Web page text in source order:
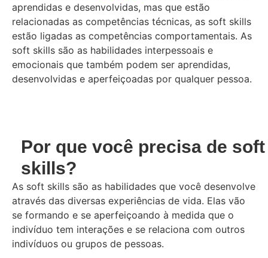
aprendidas e desenvolvidas, mas que estão
relacionadas as competências técnicas, as soft skills
estão ligadas as competências comportamentais. As
soft skills são as habilidades interpessoais e
emocionais que também podem ser aprendidas,
desenvolvidas e aperfeiçoadas por qualquer pessoa.
Por que você precisa de soft
skills?
As soft skills são as habilidades que você desenvolve
através das diversas experiências de vida. Elas vão
se formando e se aperfeiçoando à medida que o
indivíduo tem interações e se relaciona com outros
indivíduos ou grupos de pessoas.